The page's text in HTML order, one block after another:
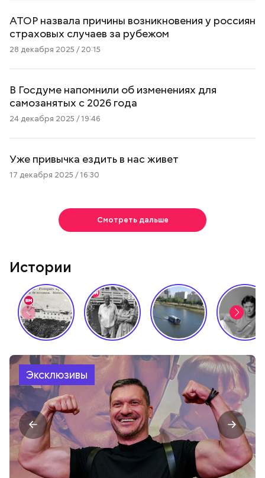
АТОР назвала причины возникновения у россиян
страховых случаев за рубежом
28 декабря 2025 / 20:15
В Госдуме напомнили об изменениях для
самозанятых с 2026 года
24 декабря 2025 / 19:46
Уже привычка ездить в нас живет
17 декабря 2025 / 16:30
Смотреть дальше
Истории
Эксклюзивы